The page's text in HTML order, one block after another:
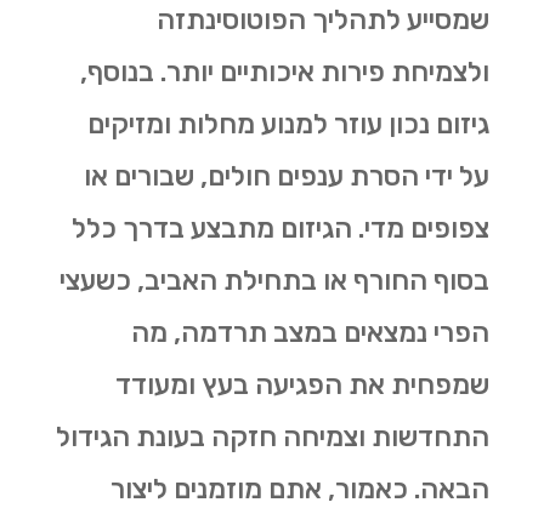
שמסייע לתהליך הפוטוסינתזה
ולצמיחת פירות איכותיים יותר. בנוסף,
גיזום נכון עוזר למנוע מחלות ומזיקים
על ידי הסרת ענפים חולים, שבורים או
צפופים מדי. הגיזום מתבצע בדרך כלל
בסוף החורף או בתחילת האביב, כשעצי
הפרי נמצאים במצב תרדמה, מה
שמפחית את הפגיעה בעץ ומעודד
התחדשות וצמיחה חזקה בעונת הגידול
הבאה. כאמור, אתם מוזמנים ליצור